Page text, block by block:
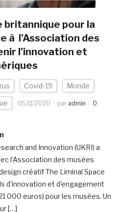
britannique pour la
à l’Association des
l’innovation et
Covid-19 Monde
05/11/2020 par admin
0
and Innovation (UKRI) a
l’Association des musées
créatif The Liminal Space
d’innovation et d’engagement
000 euros) pour les musées. Un
[…]